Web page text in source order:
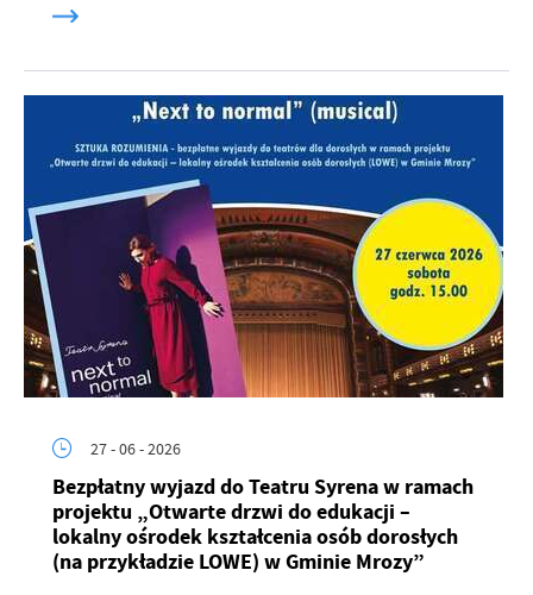
27 - 06 - 2026
Bezpłatny wyjazd do Teatru Syrena w ramach
projektu „Otwarte drzwi do edukacji –
lokalny ośrodek kształcenia osób dorosłych
(na przykładzie LOWE) w Gminie Mrozy”